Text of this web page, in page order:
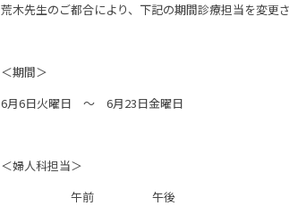
荒木先生のご都合により、下記の期間診療担当を変更
＜期間＞
6月6日火曜日 ～ 6月23日金曜日
＜婦人科担当＞
午前 午後